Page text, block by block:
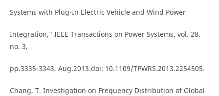
Systems with Plug-In Electric Vehicle and Wind Power
Integration," IEEE Transactions on Power Systems, vol. 28,
no. 3,
pp.3335-3343, Aug.2013.doi: 10.1109/TPWRS.2013.2254505.
Chang, T. Investigation on Frequency Distribution of Global